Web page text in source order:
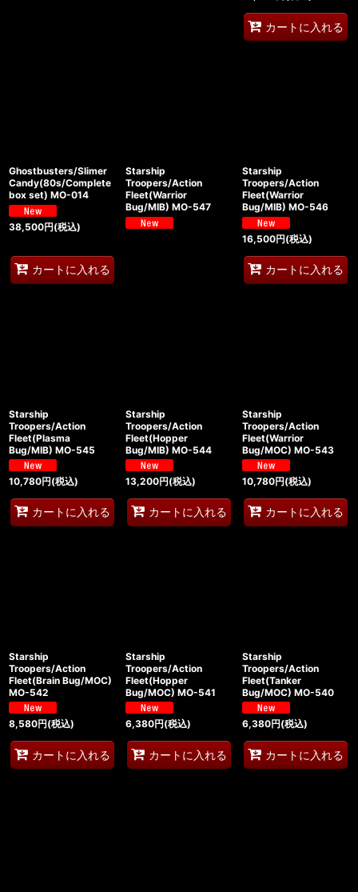
カートに入れる
Ghostbusters/Slimer
Candy(80s/Complete
box set) MO-014
38,500円(税込)
カートに入れる
Starship
Troopers/Action
Fleet(Warrior
Bug/MIB) MO-547
Starship
Troopers/Action
Fleet(Warrior
Bug/MIB) MO-546
16,500円(税込)
カートに入れる
Starship
Troopers/Action
Fleet(Plasma
Bug/MIB) MO-545
10,780円(税込)
カートに入れる
Starship
Troopers/Action
Fleet(Hopper
Bug/MIB) MO-544
13,200円(税込)
カートに入れる
Starship
Troopers/Action
Fleet(Warrior
Bug/MOC) MO-543
10,780円(税込)
カートに入れる
Starship
Troopers/Action
Fleet(Brain Bug/MOC)
MO-542
8,580円(税込)
カートに入れる
Starship
Troopers/Action
Fleet(Hopper
Bug/MOC) MO-541
6,380円(税込)
カートに入れる
Starship
Troopers/Action
Fleet(Tanker
Bug/MOC) MO-540
6,380円(税込)
カートに入れる